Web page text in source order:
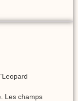
Les champs